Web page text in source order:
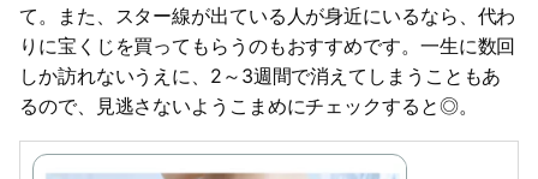
て。また、スター線が出ている人が身近にいるなら、代わ
りに宝くじを買ってもらうのもおすすめです。一生に数回
しか訪れないうえに、2～3週間で消えてしまうこともあ
るので、見逃さないようこまめにチェックすると◎。